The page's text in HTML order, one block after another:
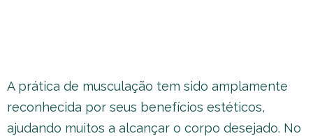
A prática de musculação tem sido amplamente
reconhecida por seus benefícios estéticos,
ajudando muitos a alcançar o corpo desejado. No